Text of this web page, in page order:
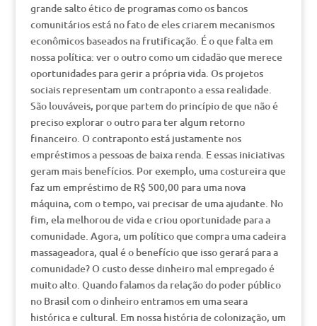
grande salto ético de programas como os bancos
comunitários está no fato de eles criarem mecanismos
econômicos baseados na frutificação. É o que falta em
nossa política: ver o outro como um cidadão que merece
oportunidades para gerir a própria vida. Os projetos
sociais representam um contraponto a essa realidade.
São louváveis, porque partem do princípio de que não é
preciso explorar o outro para ter algum retorno
financeiro. O contraponto está justamente nos
empréstimos a pessoas de baixa renda. E essas iniciativas
geram mais benefícios. Por exemplo, uma costureira que
faz um empréstimo de R$ 500,00 para uma nova
máquina, com o tempo, vai precisar de uma ajudante. No
fim, ela melhorou de vida e criou oportunidade para a
comunidade. Agora, um político que compra uma cadeira
massageadora, qual é o benefício que isso gerará para a
comunidade? O custo desse dinheiro mal empregado é
muito alto. Quando falamos da relação do poder público
no Brasil com o dinheiro entramos em uma seara
histórica e cultural. Em nossa história de colonização, um